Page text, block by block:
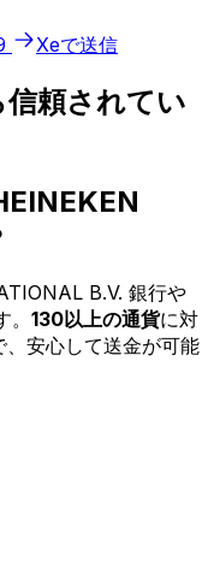
Xeで送信
頼されてい
B.V. 銀行や
130以上の通貨に対
安心して送金が可能